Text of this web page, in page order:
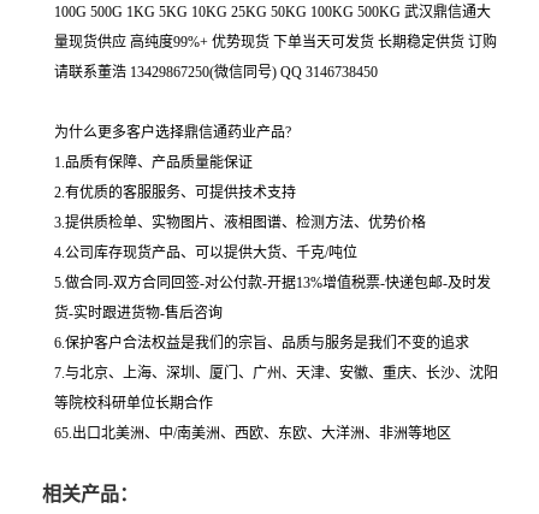
100G 500G 1KG 5KG 10KG 25KG 50KG 100KG 500KG 武汉鼎信通大
量现货供应 高纯度99%+ 优势现货 下单当天可发货 长期稳定供货 订购
请联系董浩 13429867250(微信同号) QQ 3146738450
为什么更多客户选择鼎信通药业产品?
1.品质有保障、产品质量能保证
2.有优质的客服服务、可提供技术支持
3.提供质检单、实物图片、液相图谱、检测方法、优势价格
4.公司库存现货产品、可以提供大货、千克/吨位
5.做合同-双方合同回签-对公付款-开据13%增值税票-快递包邮-及时发
货-实时跟进货物-售后咨询
6.保护客户合法权益是我们的宗旨、品质与服务是我们不变的追求
7.与北京、上海、深圳、厦门、广州、天津、安徽、重庆、长沙、沈阳
等院校科研单位长期合作
65.出口北美洲、中/南美洲、西欧、东欧、大洋洲、非洲等地区
相关产品：